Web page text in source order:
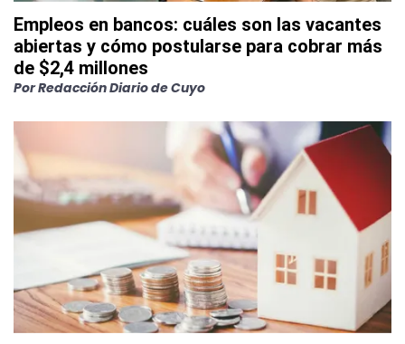
Empleos en bancos: cuáles son las vacantes
abiertas y cómo postularse para cobrar más
de $2,4 millones
PorRedacción Diario de Cuyo